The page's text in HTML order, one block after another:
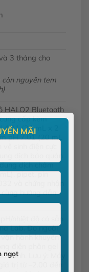
MÃI
ngọt
×
3 tháng cho
nguyên tem
HALO2 Bluetooth
cấp kèm
(20 mL x 2
pH 7.01 (20 mL
sinh điện cực
dịch châm
pipet, pin
và chứng nhận
hướng dẫn
Lab. Đo ngoài
hành khuyến
điện phân gel
hành. Lưu ý: Máy
trị từ –2.00 đến